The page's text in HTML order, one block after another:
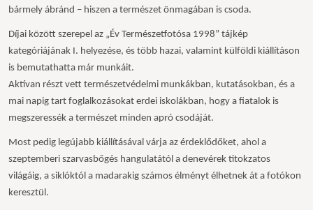
bármely ábránd – hiszen a természet önmagában is csoda.
Díjai között szerepel az „Év Természetfotósa 1998” tájkép
kategóriájának I. helyezése, és több hazai, valamint külföldi kiállításon
is bemutathatta már munkáit.
Aktívan részt vett természetvédelmi munkákban, kutatásokban, és a
mai napig tart foglalkozásokat erdei iskolákban, hogy a fiatalok is
megszeressék a természet minden apró csodáját.
Most pedig legújabb kiállításával várja az érdeklődőket, ahol a
szeptemberi szarvasbőgés hangulatától a denevérek titokzatos
világáig, a siklóktól a madarakig számos élményt élhetnek át a fotókon
keresztül.